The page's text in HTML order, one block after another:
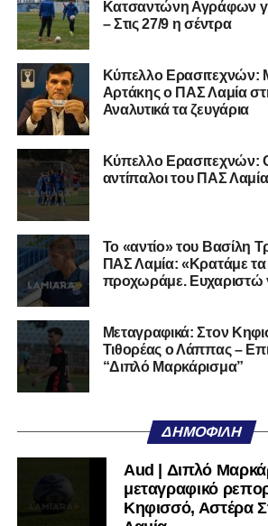
μαθαίνετε σε χρόνο dt όλα τα νέα.
Κατσαντώνη Αγράφων
– Στις 27/9 η σέντρα
Kύπελλο Ερασιτεχνών:
Αρτάκης ο ΠΑΣ Λαμία
Αναλυτικά τα ζευγάρια
Κύπελλο Ερασιτεχνών:
αντίπαλοι του ΠΑΣ Λαμία
Το «αντίο» του Βασίλη
ΠΑΣ Λαμία: «Κρατάμε τα
προχωράμε. Ευχαριστώ
Μεταγραφικά: Στον
Τιθορέας ο Λάππας –
“Διπλό Μαρκάρισμα”
ΔΗΜΟΦΙΛΉ
Aud | Διπλό
μεταγραφικό
Κηφισσό, Αστέρα